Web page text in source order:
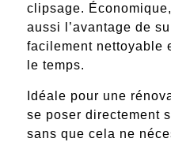
clipsage.
aussi l’avantage de
facilement nettoyable
le temps.
Idéale pour une
se poser directement
sans que cela ne